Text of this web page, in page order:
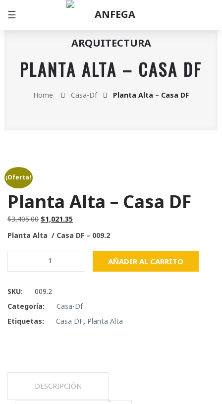
☰
PLANTA ALTA – CASA DF
Home Casa-Df Planta Alta – Casa DF
¡Oferta!
Planta Alta – Casa DF
$3,405.00 Original
was:
$3,405.00.
$1,021.35Current
is:
$1,021.35.
Planta Alta / Casa DF – 009.2
Casa
DF
cantidad
AÑADIR AL CARRITO
SKU:
009.2
Categoría:
Casa-Df
Etiquetas:
Casa DF, Planta Alta
DESCRIPCIÓN